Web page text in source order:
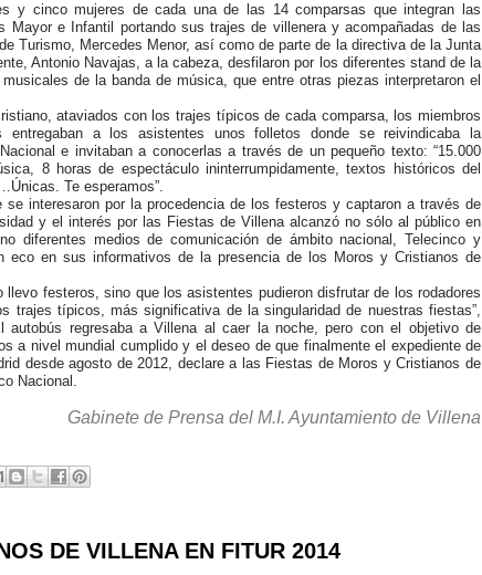
y cinco mujeres de cada una de las 14 comparsas que integran las
Mayor e Infantil portando sus trajes de villenera y acompañadas de las
Turismo, Mercedes Menor, así como de parte de la directiva de la Junta
Antonio Navajas, a la cabeza, desfilaron por los diferentes stand de la
de la banda de música, que entre otras piezas interpretaron el
ataviados con los trajes típicos de cada comparsa, los miembros
a los asistentes unos folletos donde se reivindicaba la
e invitaban a conocerlas a través de un pequeño texto: “15.000
8 horas de espectáculo ininterrumpidamente, textos históricos del
Te esperamos”.
se interesaron por la procedencia de los festeros y captaron a través de
y el interés por las Fiestas de Villena alcanzó no sólo al público en
diferentes medios de comunicación de ámbito nacional, Telecinco y
eco en sus informativos de la presencia de los Moros y Cristianos de
llevo festeros, sino que los asistentes pudieron disfrutar de los rodadores
trajes típicos, más significativa de la singularidad de nuestras fiestas”,
autobús regresaba a Villena al caer la noche, pero con el objetivo de
a nivel mundial cumplido y el deseo de que finalmente el expediente de
desde agosto de 2012, declare a las Fiestas de Moros y Cristianos de
Nacional.
Gabinete de Prensa del M.I. Ayuntamiento de Villena
DE VILLENA EN FITUR 2014